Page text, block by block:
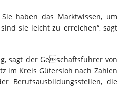
haben das Marktwissen, um
sie leicht zu erreichen“, sagt
sagt der Geschäftsführer von
im Kreis Gütersloh nach Zahlen
Berufsausbildungsstellen, die